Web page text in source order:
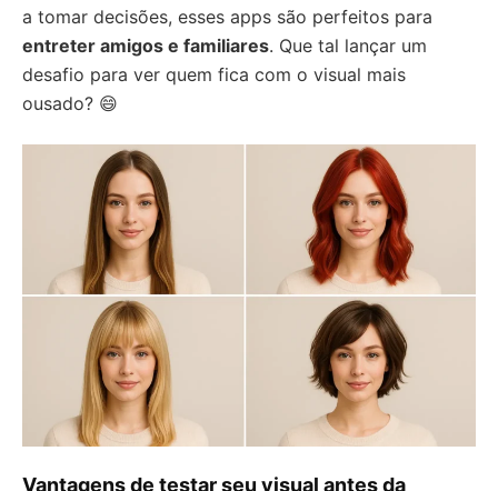
a tomar decisões, esses apps são perfeitos para
entreter amigos e familiares. Que tal lançar um
desafio para ver quem fica com o visual mais
ousado? 😄
Vantagens de testar seu visual antes da